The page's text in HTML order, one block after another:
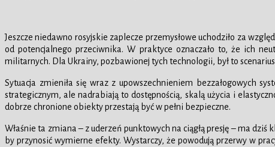
Jeszcze niedawno rosyjskie zaplecze przemysłowe uchodziło za
od potencjalnego przeciwnika. W praktyce oznaczało to, że ich
militarnych. Dla Ukrainy, pozbawionej tych technologii, był to
Sytuacja zmieniła się wraz z upowszechnieniem bezzałogowych
strategicznym, ale nadrabiają to dostępnością, skalą użycia i
dobrze chronione obiekty przestają być w pełni bezpieczne.
Właśnie ta zmiana – z uderzeń punktowych na ciągłą presję – ma
by przynosić wymierne efekty. Wystarczy, że powodują przerwy w